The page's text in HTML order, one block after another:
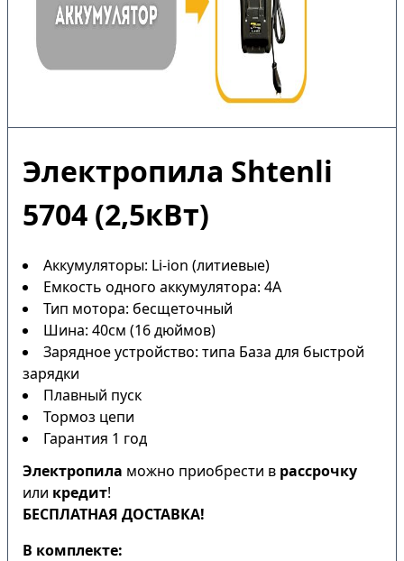
Электропила Shtenli
5704 (2,5кВт)
Аккумуляторы: Li-ion (литиевые)
Емкость одного аккумулятора: 4А
Тип мотора: бесщеточный
Шина: 40см (16 дюймов)
Зарядное устройство: типа База для быстрой
зарядки
Плавный пуск
Тормоз цепи
Гарантия 1 год
Электропила можно приобрести в рассрочку
или кредит!
БЕСПЛАТНАЯ ДОСТАВКА!
В комплекте: